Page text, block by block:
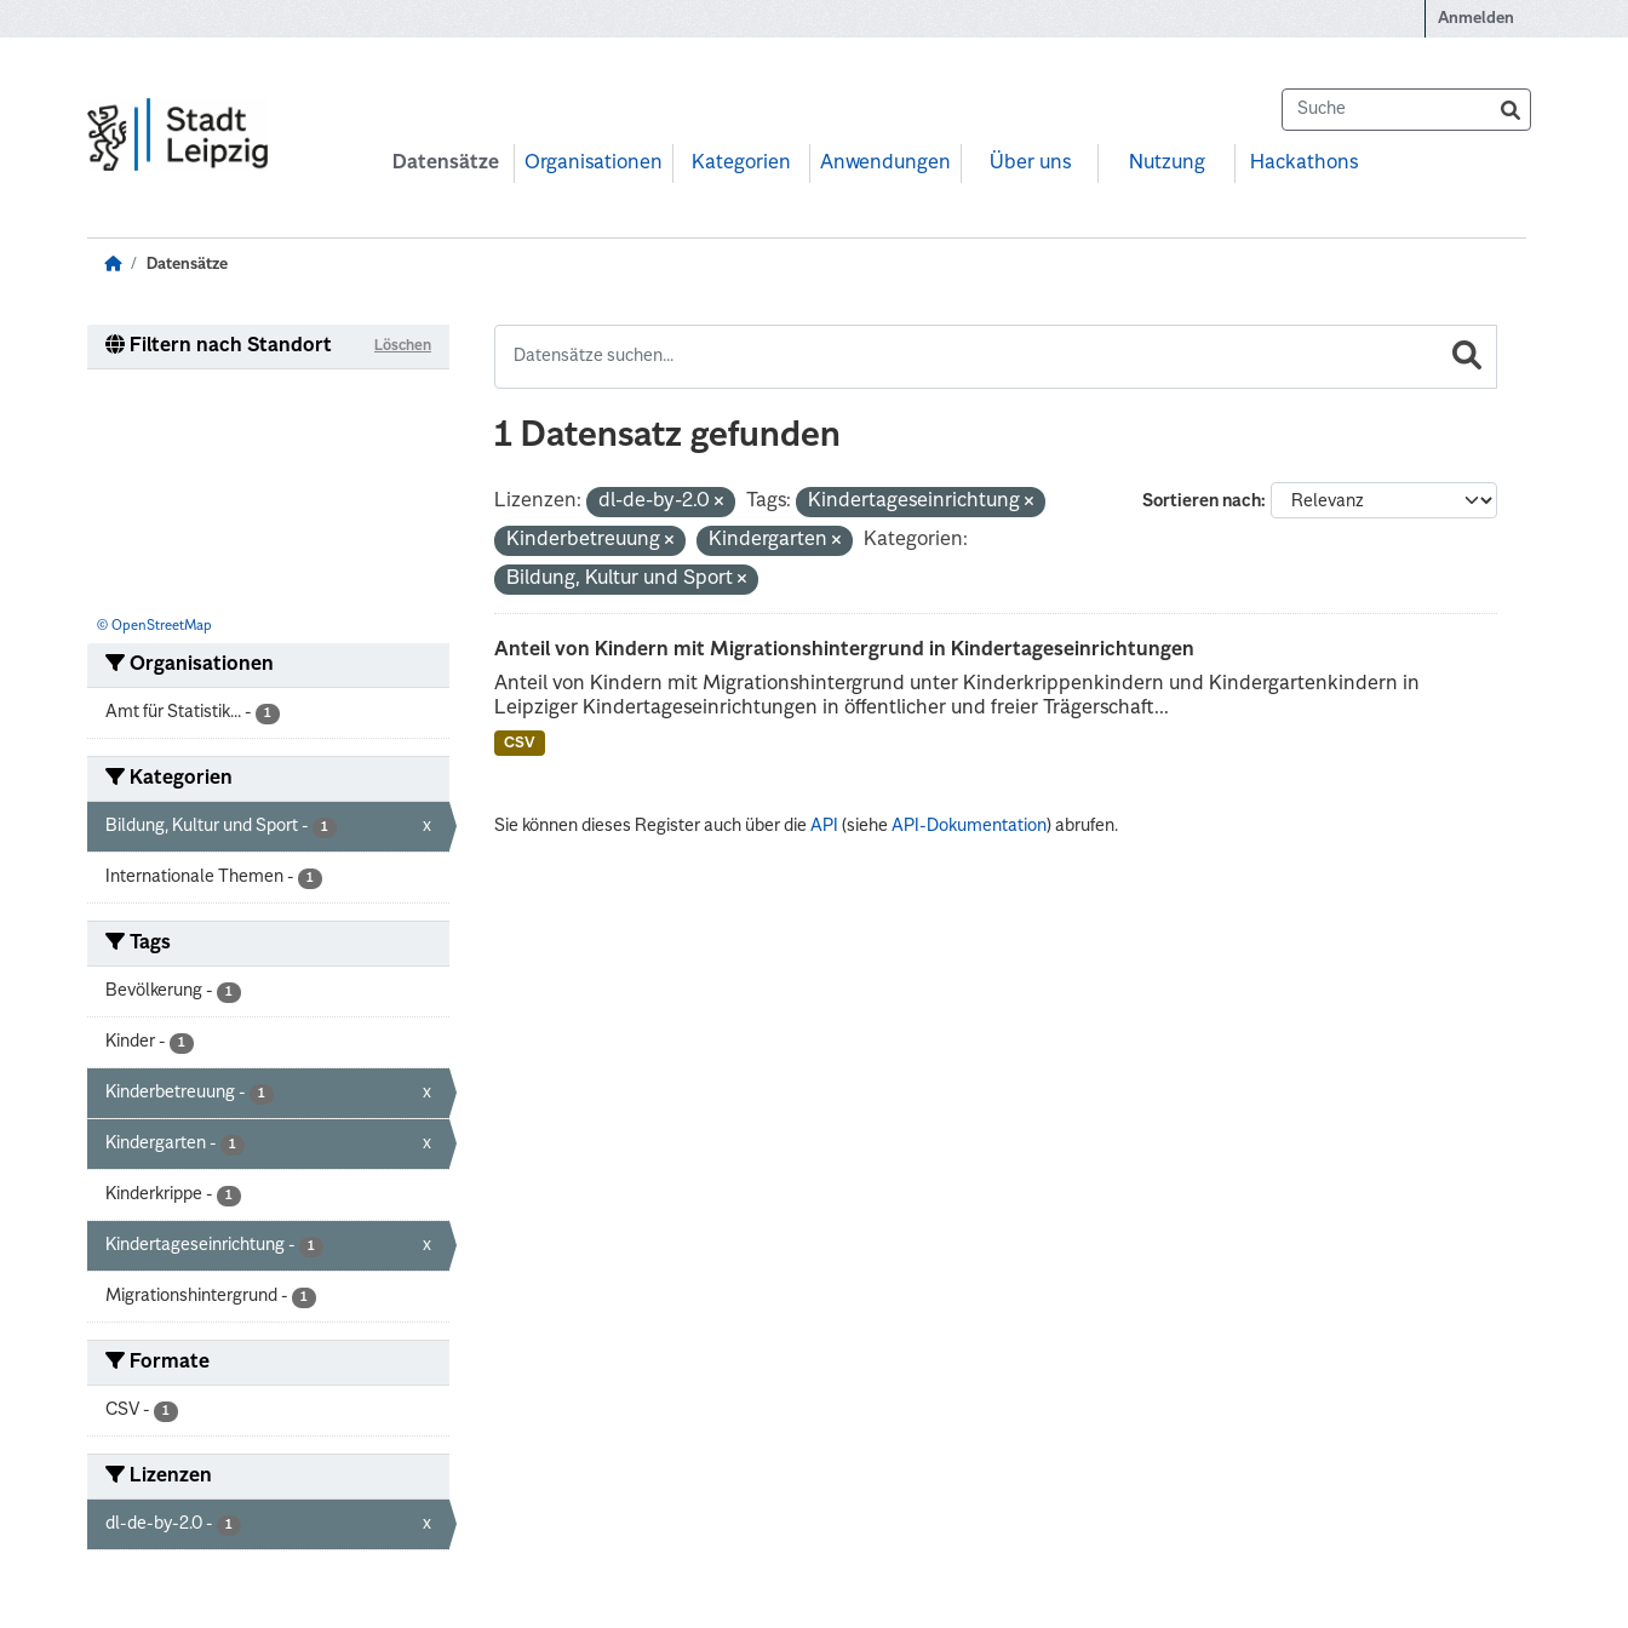
Anmelden
Datensätze Organisationen Kategorien Anwendungen Über uns Nutzung Hackathons
Datensätze
Filtern nach Standort Löschen
© OpenStreetMap
Organisationen
Amt für Statistik... - 1
Kategorien
Bildung, Kultur und Sport - 1 x
Internationale Themen - 1
Tags
Bevölkerung - 1
Kinder - 1
Kinderbetreuung - 1 x
Kindergarten - 1 x
Kinderkrippe - 1
Kindertageseinrichtung - 1 x
Migrationshintergrund - 1
Formate
CSV - 1
Lizenzen
dl-de-by-2.0 - 1 x
1 Datensatz gefunden
Sortieren nach
Lizenzen: dl-de-by-2.0 Tags:
Kindertageseinrichtung
Kinderbetreuung
Kindergarten
Kategorien:
Bildung, Kultur und Sport
Anteil von Kindern mit Migrationshintergrund in Kindertageseinrichtungen
Anteil von Kindern mit Migrationshintergrund unter Kinderkrippenkindern und Kindergartenkindern in
Leipziger Kindertageseinrichtungen in öffentlicher und freier Trägerschaft...
CSV
Sie können dieses Register auch über dieAPI (sieheAPI-Dokumentation) abrufen.